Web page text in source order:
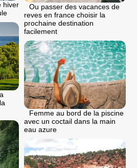
Ou passer des vacances de
reves en france choisir la
prochaine destination
facilement
hiver
Femme au bord de la piscine
avec un coctail dans la main
eau azure